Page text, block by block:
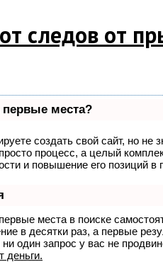
следов от
первые места?
создать свой сайт, но не
процесс, а целый
и повышение его позиций в
места в поиске
в десятки раз, а первые
один запрос у вас не
деньги.